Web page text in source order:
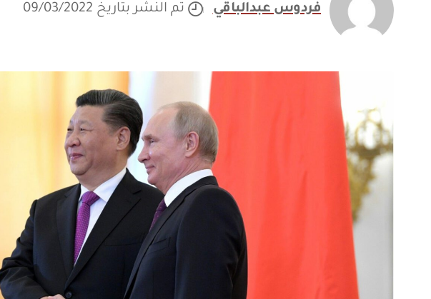
فردوس عبدالباقي تم النشر بتاريخ 09/03/2022